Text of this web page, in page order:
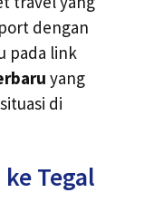
dengan
pada link
yang
di
Tegal